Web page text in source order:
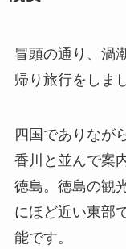
冒頭の通り、渦
帰り旅行をしま
四国でありなが
香川と並んで案
徳島。徳島の観
にほど近い東部
能です。